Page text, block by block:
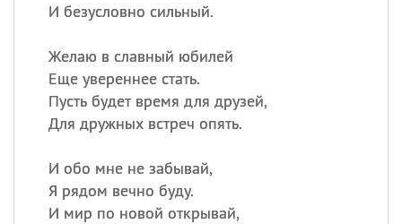
И безусловно сильный.
Желаю в славный юбилей
Еще увереннее стать.
Пусть будет время для друзей,
Для дружных встреч опять.
И обо мне не забывай,
Я рядом вечно буду.
И мир по новой открывай,
ИМЕНА
Сегодня празднуют именины
,Еще